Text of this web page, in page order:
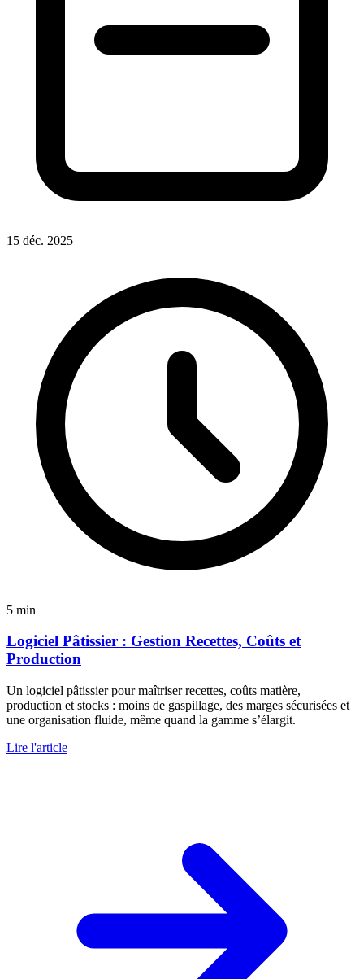
15 déc. 2025
5 min
Logiciel Pâtissier : Gestion Recettes, Coûts et
Production
Un logiciel pâtissier pour maîtriser recettes, coûts matière,
production et stocks : moins de gaspillage, des marges sécurisées et
une organisation fluide, même quand la gamme s’élargit.
Lire l'article